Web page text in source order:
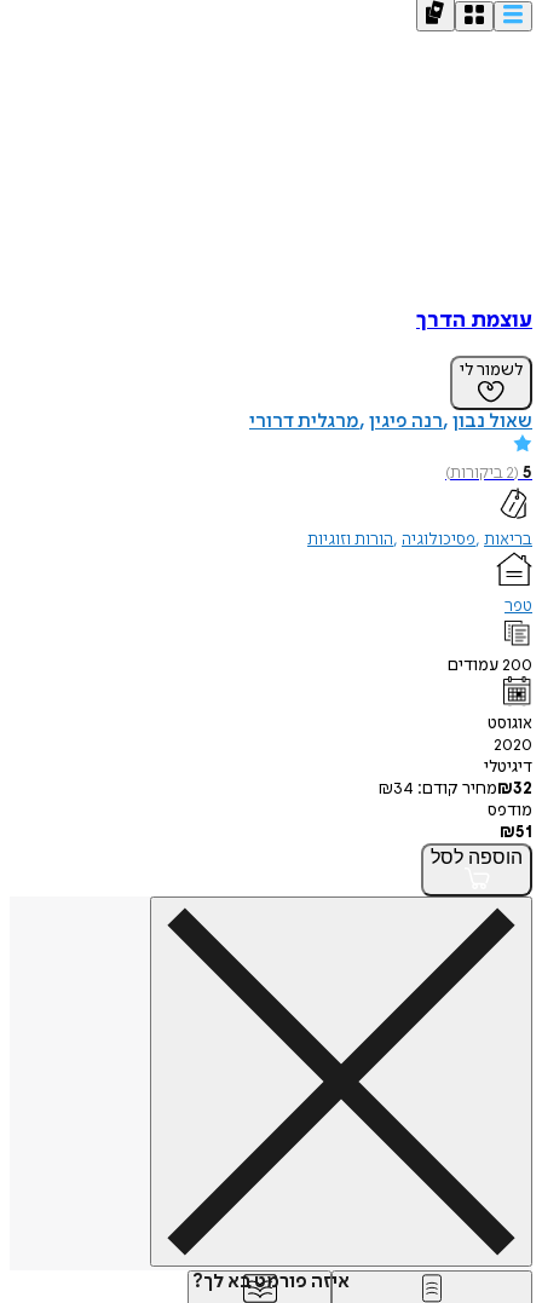
עוצמת הדרך
לשמור לי
שאול נבון רנה פיגין מרגלית דרורי
5
(
2ביקורות)
בריאות פסיכולוגיה הורות וזוגיות
טפר
200עמודים
אוגוסט
2020
דיגיטלי
₪32 מחיר קודם: ₪34
מודפס
₪51
הוספה לסל
איזה פורמט בא לך?